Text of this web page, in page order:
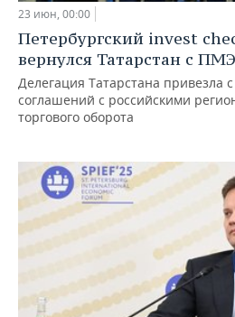
23 июн, 00:00
Петербургский invest
вернулся Татарстан с
Делегация Татарстана привезла
соглашений с российскими
торгового оборота